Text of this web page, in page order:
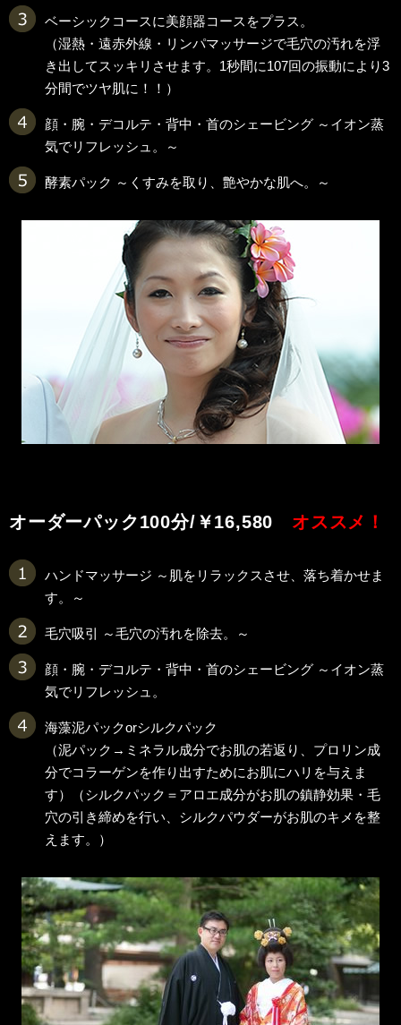
ベーシックコースに美顔器コースをプラス。
（湿熱・遠赤外線・リンパマッサージで毛穴の汚れを浮
き出してスッキリさせます。1秒間に107回の振動により3
分間でツヤ肌に！！）
顔・腕・デコルテ・背中・首のシェービング ～イオン蒸
気でリフレッシュ。～
酵素パック ～くすみを取り、艶やかな肌へ。～
オーダーパック100分/￥16,580 オススメ！
ハンドマッサージ ～肌をリラックスさせ、落ち着かせま
す。～
毛穴吸引 ～毛穴の汚れを除去。～
顔・腕・デコルテ・背中・首のシェービング ～イオン蒸
気でリフレッシュ。
海藻泥パックorシルクパック
（泥パック→ミネラル成分でお肌の若返り、プロリン成
分でコラーゲンを作り出すためにお肌にハリを与えま
す）（シルクパック＝アロエ成分がお肌の鎮静効果・毛
穴の引き締めを行い、シルクパウダーがお肌のキメを整
えます。）